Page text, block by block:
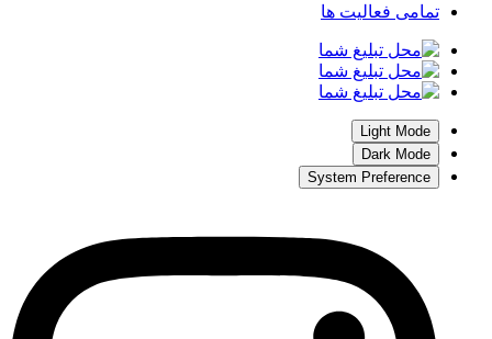
تمامی فعالیت ها
Light Mode
Dark Mode
System Preference